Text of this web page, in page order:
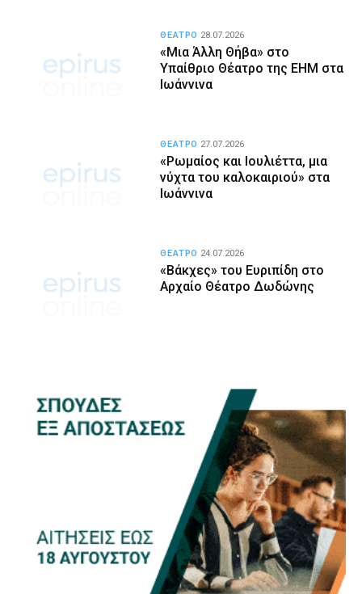
«Μια Άλλη Θήβα» στο
Υπαίθριο Θέατρο της ΕΗΜ στα
Ιωάννινα
ΘΕΑΤΡΟ 28.07.2026
«Ρωμαίος και Ιουλιέττα, μια
νύχτα του καλοκαιριού» στα
Ιωάννινα
ΘΕΑΤΡΟ 27.07.2026
«Βάκχες» του Ευριπίδη στο
Αρχαίο Θέατρο Δωδώνης
ΘΕΑΤΡΟ 24.07.2026